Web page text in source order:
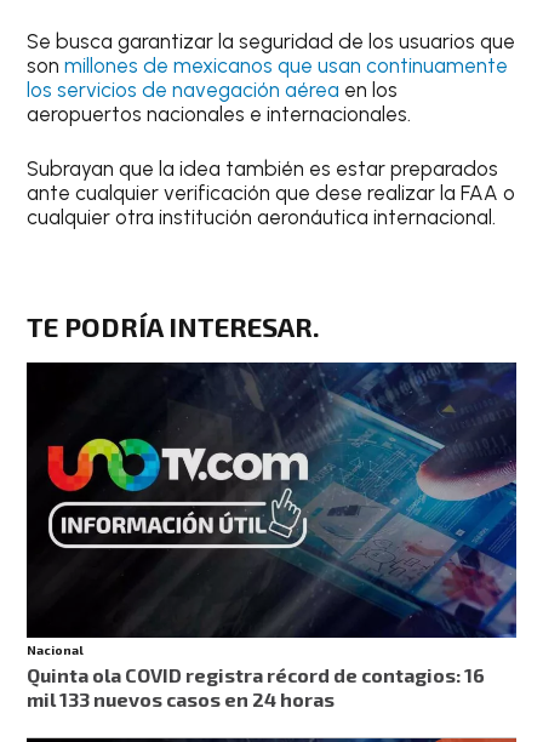
Se busca garantizar la seguridad de los usuarios que
sonmillones de mexicanos que usan continuamente
los servicios de navegación aérea en los
aeropuertos nacionales e internacionales.
Subrayan que la idea también es estar preparados
ante cualquier verificación que dese realizar la FAA o
cualquier otra institución aeronáutica internacional.
TE PODRÍA INTERESAR.
Nacional
Quinta ola COVID registra récord de contagios: 16
mil 133 nuevos casos en 24 horas